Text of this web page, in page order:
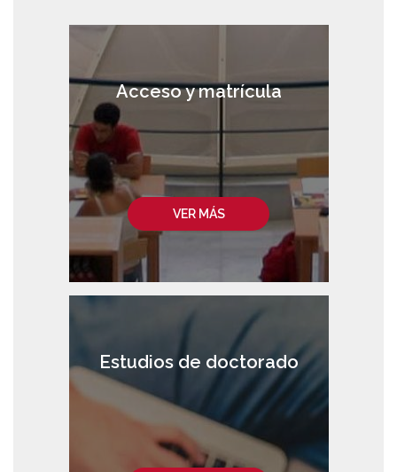
VER MÁS
Acceso y matrícula
Estudios de doctorado